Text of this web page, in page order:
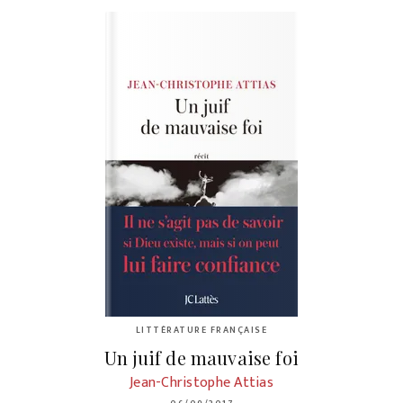
LITTÉRATURE FRANÇAISE
Un juif de mauvaise foi
Jean-Christophe Attias